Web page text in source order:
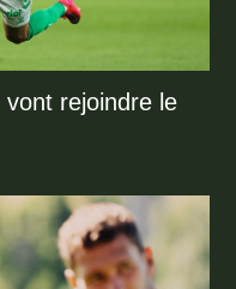
rejoindre le